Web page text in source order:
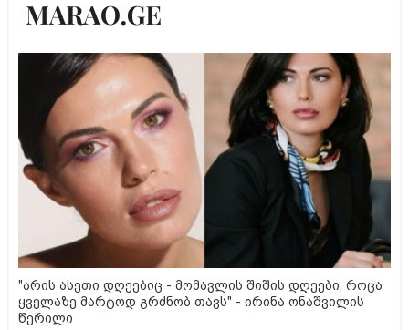
"არის ასეთი დღეებიც - მომავლის შიშის დღეები, როცა
ყველაზე მარტოდ გრძნობ თავს" - ირინა ონაშვილის
წერილი